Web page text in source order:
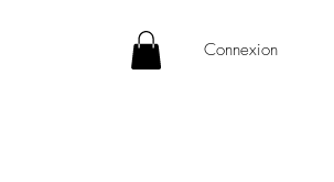
Connexion